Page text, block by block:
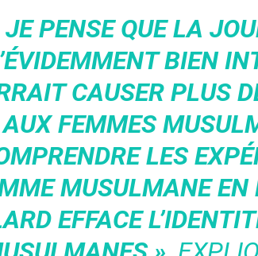
JE PENSE QUE LA
BIEN
CAUSER PLUS
FEMMES
LES
MUSULMANE EN
EFFACE